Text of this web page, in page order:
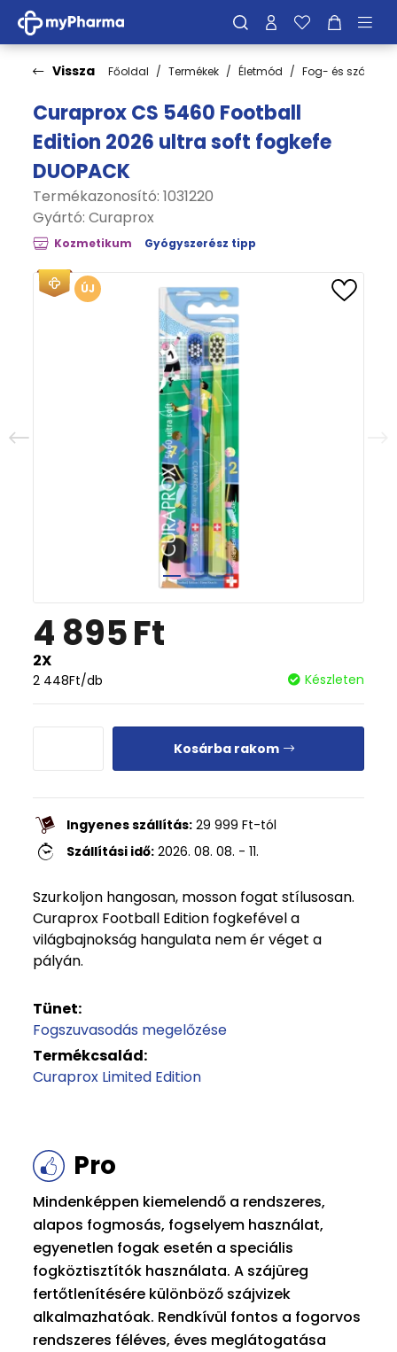
Vissza Főoldal Termékek Életmód Fog- és
Curaprox CS 5460 Football
Edition 2026 ultra soft fogkefe
DUOPACK
Termékazonosító: 1031220
Gyártó: Curaprox
Kozmetikum Gyógyszerész tipp
ÚJ
4 895Ft
2X
2 448Ft/db Készleten
Kosárba rakom
Ingyenes szállítás: 29 999 Ft-tól
Szállítási idő: 2026. 08. 08. - 11.
Szurkoljon hangosan, mosson fogat stílusosan.
Curaprox Football Edition fogkefével a
világbajnokság hangulata nem ér véget a
pályán.
Tünet:
Fogszuvasodás megelőzése
Termékcsalád:
Curaprox Limited Edition
Pro
Mindenképpen kiemelendő a rendszeres,
alapos fogmosás, fogselyem használat,
egyenetlen fogak esetén a speciális
fogköztisztítók használata. A szájüreg
fertőtlenítésére különböző szájvizek
alkalmazhatóak. Rendkívül fontos a fogorvos
rendszeres féléves, éves meglátogatása